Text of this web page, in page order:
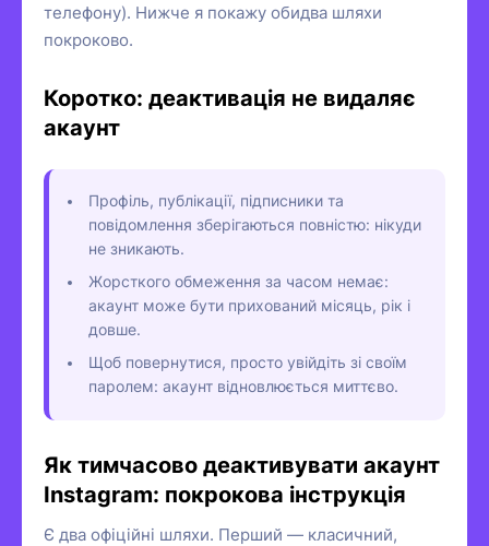
телефону). Нижче я покажу обидва шляхи
покроково.
Коротко: деактивація не видаляє
акаунт
Профіль, публікації, підписники та
повідомлення зберігаються повністю: нікуди
не зникають.
Жорсткого обмеження за часом немає:
акаунт може бути прихований місяць, рік і
довше.
Щоб повернутися, просто увійдіть зі своїм
паролем: акаунт відновлюється миттєво.
Як тимчасово деактивувати акаунт
Instagram: покрокова інструкція
Є два офіційні шляхи. Перший — класичний,